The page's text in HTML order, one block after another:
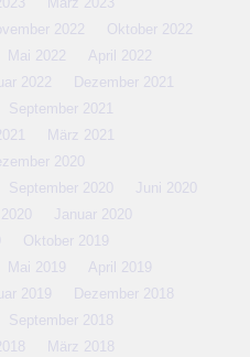
2022
Oktober 2022
Mai 2022
April 2022
2022
Dezember 2021
September 2021
März 2021
2020
September 2020
Juni 2020
Januar 2020
Oktober 2019
Mai 2019
April 2019
2019
Dezember 2018
September 2018
März 2018